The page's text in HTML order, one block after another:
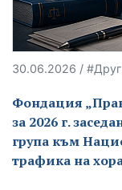
30.06.2026 /
Фондация
за 2026 г.
група към
трафика на